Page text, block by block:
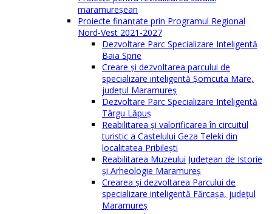
maramureşean
Proiecte finanțate prin Programul Regional
Nord-Vest 2021-2027
Dezvoltare Parc Specializare Inteligentă
Baia Sprie
Creare și dezvoltarea parcului de
specializare inteligentă Șomcuta Mare,
județul Maramureș
Dezvoltare Parc Specializare Inteligentă
Târgu Lăpuș
Reabilitarea și valorificarea în circuitul
turistic a Castelului Geza Teleki din
localitatea Pribilești
Reabilitarea Muzeului Județean de Istorie
și Arheologie Maramureș
Crearea și dezvoltarea Parcului de
specializare inteligentă Fărcașa, județul
Maramureș